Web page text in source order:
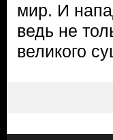
мир. И
ведь не
великого